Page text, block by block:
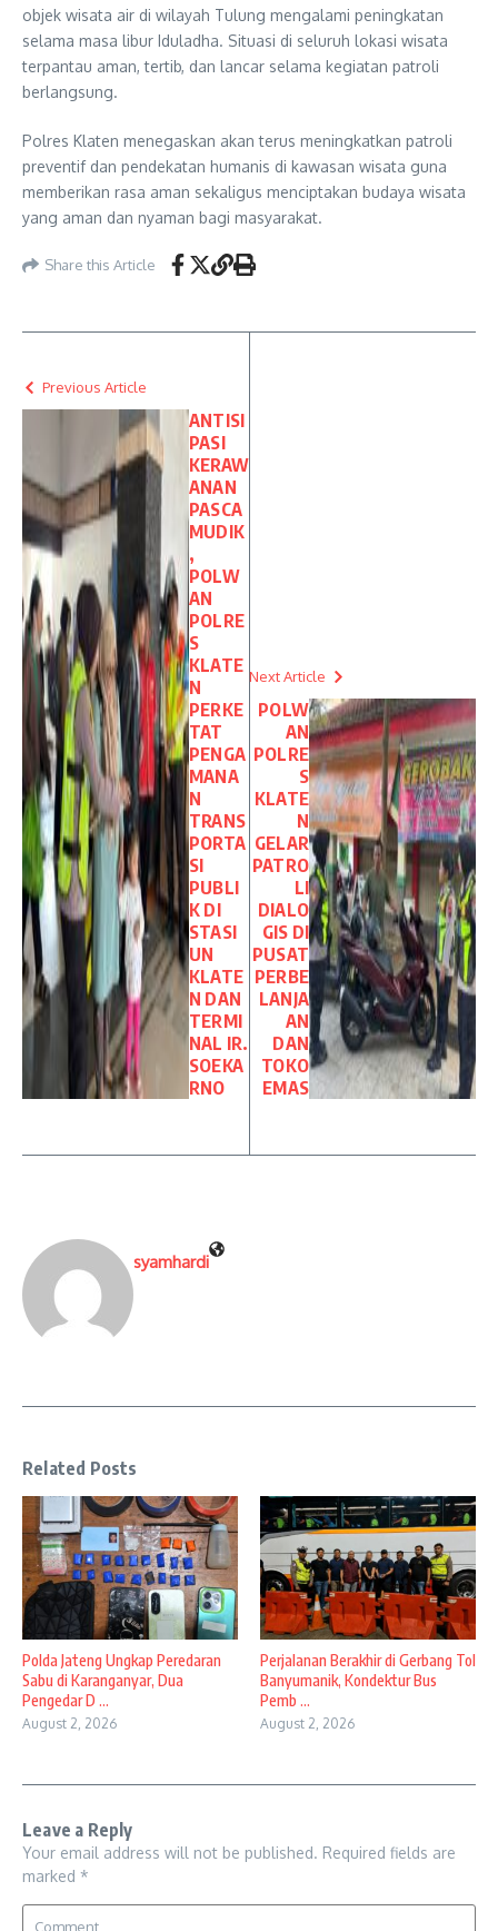
objek wisata air di wilayah Tulung mengalami peningkatan
selama masa libur Iduladha. Situasi di seluruh lokasi wisata
terpantau aman, tertib, dan lancar selama kegiatan patroli
berlangsung.
Polres Klaten menegaskan akan terus meningkatkan patroli
preventif dan pendekatan humanis di kawasan wisata guna
memberikan rasa aman sekaligus menciptakan budaya wisata
yang aman dan nyaman bagi masyarakat.
Share this Article
Previous Article
ANTISI
PASI
KERAW
ANAN
PASCA
MUDIK
,
POLW
AN
POLRE
S
KLATE
N
PERKE
TAT
PENGA
MANA
N
TRANS
PORTA
SI
PUBLI
K DI
STASI
UN
KLATE
N DAN
TERMI
NAL IR.
SOEKA
RNO
Next Article
POLW
AN
POLRE
S
KLATE
N
GELAR
PATRO
LI
DIALO
GIS DI
PUSAT
PERBE
LANJA
AN
DAN
TOKO
EMAS
syamhardi
Related Posts
Polda Jateng Ungkap Peredaran
Sabu di Karanganyar, Dua
Pengedar D ...
August 2, 2026
Perjalanan Berakhir di Gerbang Tol
Banyumanik, Kondektur Bus
Pemb ...
August 2, 2026
Leave a Reply
Your email address will not be published. Required fields are
marked *